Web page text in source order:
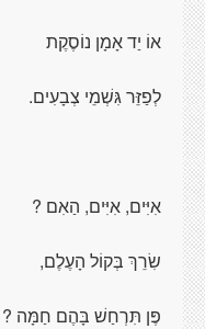
אוֹ יַד אָמָן נוֹסֶקֶת
לְפַזֵּר גִּשְׁמֵי צְבָעִים.
אִיִּים, אִיִּים, הַאִם ?
שִׂרֵךְ בְּקוֹל הָעֶלֶם,
פֶּן תִּרְחַשׁ בָּהֶם חַמָּה ?